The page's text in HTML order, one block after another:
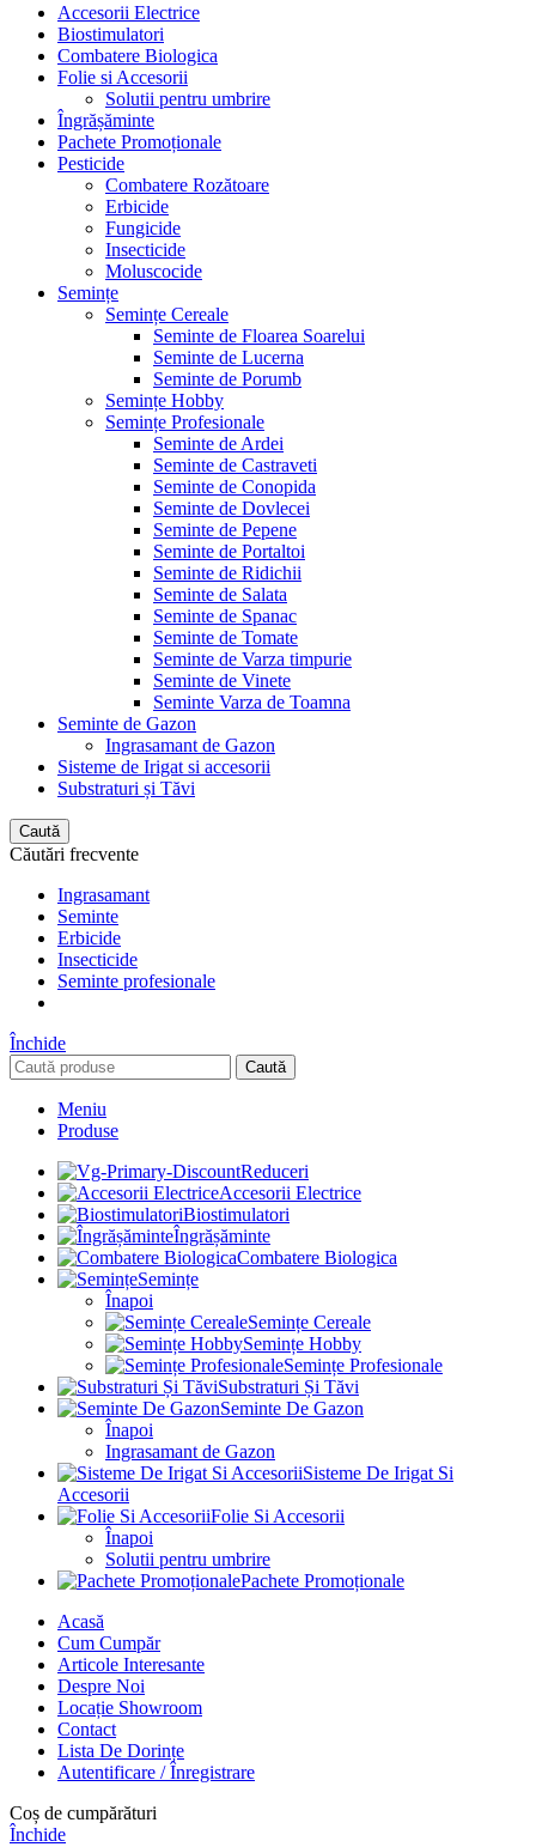
Accesorii Electrice
Biostimulatori
Combatere Biologica
Folie si Accesorii
Solutii pentru umbrire
Îngrășăminte
Pachete Promoționale
Pesticide
Combatere Rozătoare
Erbicide
Fungicide
Insecticide
Moluscocide
Semințe
Semințe Cereale
Seminte de Floarea Soarelui
Seminte de Lucerna
Seminte de Porumb
Semințe Hobby
Semințe Profesionale
Seminte de Ardei
Seminte de Castraveti
Seminte de Conopida
Seminte de Dovlecei
Seminte de Pepene
Seminte de Portaltoi
Seminte de Ridichii
Seminte de Salata
Seminte de Spanac
Seminte de Tomate
Seminte de Varza timpurie
Seminte de Vinete
Seminte Varza de Toamna
Seminte de Gazon
Ingrasamant de Gazon
Sisteme de Irigat si accesorii
Substraturi și Tăvi
Caută
Căutări frecvente
Ingrasamant
Seminte
Erbicide
Insecticide
Seminte profesionale
Închide
Caută
Meniu
Produse
Reduceri
Accesorii Electrice
Biostimulatori
Îngrășăminte
Combatere Biologica
Semințe
Înapoi
Semințe Cereale
Semințe Hobby
Semințe Profesionale
Substraturi Și Tăvi
Seminte De Gazon
Înapoi
Ingrasamant de Gazon
Sisteme De Irigat Si
Accesorii
Folie Si Accesorii
Înapoi
Solutii pentru umbrire
Pachete Promoționale
Acasă
Cum Cumpăr
Articole Interesante
Despre Noi
Locație Showroom
Contact
Lista De Dorințe
Autentificare / Înregistrare
Coș de cumpărături
Închide